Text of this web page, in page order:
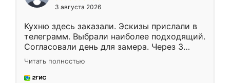
3 августа 2026
Кухню здесь заказали. Эскизы прислали в
телеграмм. Выбрали наиболее подходящий.
Согласовали день для замера. Через 3
недели кухня была уже готова. Остались
довольны работой. Спасибо Ренессанс
мебель за качественную работу!
Читать полностью